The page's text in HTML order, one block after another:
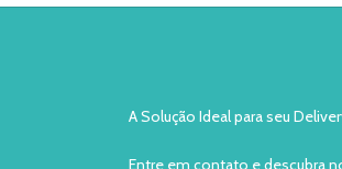
A Solução Ideal para seu
Entre em contato e descubra